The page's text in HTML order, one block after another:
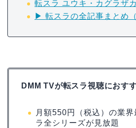
転スラ ユウキ・カグラザ
▶ 転スラの全記事まとめ
DMM TVが転スラ視聴におす
月額550円（税込）の業界
ラ全シリーズが見放題